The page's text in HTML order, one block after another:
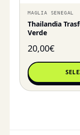
MAGLIA SENEGAL
Thailandia
Verde
20,00€